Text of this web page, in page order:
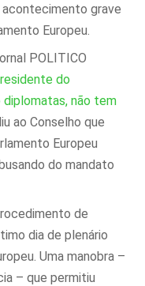
acontecimento grave
Europeu.
POLITICO
do
diplomatas, não tem
ao Conselho que
Europeu
do mandato
de
dia de plenário
Uma manobra –
– que permitiu